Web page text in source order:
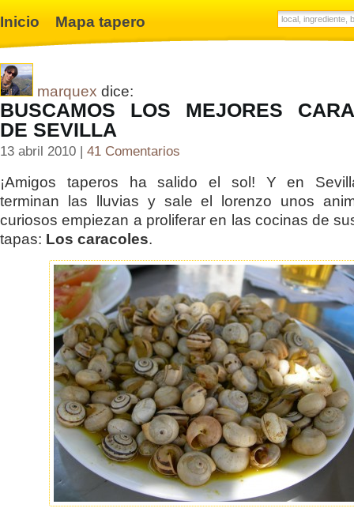
Inicio Mapa tapero
marquex dice:
BUSCAMOS LOS MEJORES
DE SEVILLA
13 abril 2010 | 41 Comentarios
¡Amigos taperos ha salido el sol! Y en
terminan las lluvias y sale el lorenzo unos
curiosos empiezan a proliferar en las cocinas de
tapas: Los caracoles.